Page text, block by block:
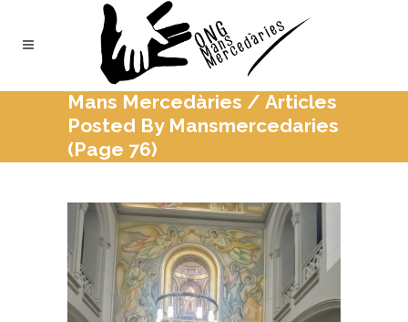
Mans Mercedàries / Articles
Posted By Mansmercedaries
(Page 76)